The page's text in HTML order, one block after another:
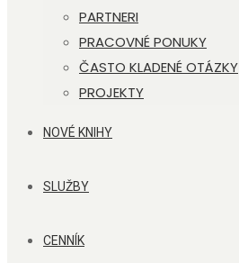
PARTNERI
PRACOVNÉ PONUKY
ČASTO KLADENÉ OTÁZKY
PROJEKTY
NOVÉ KNIHY
SLUŽBY
CENNÍK